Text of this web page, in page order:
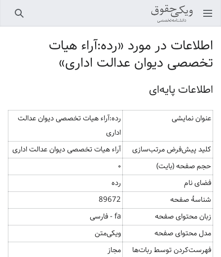
باز کردن منو اصلی جستجو
اطلاعات در مورد «رده:آراء هیات
تخصصی دیوان عدالت اداری»
اطلاعات پایه‌ای
عنوان نمایشی
رده:آراء هیات تخصصی دیوان عدالت
اداری
کلید پیش‌فرض مرتب‌سازی
آراء هیات تخصصی دیوان عدالت اداری
حجم صفحه (بایت)
۰
فضای نام
رده
شناسهٔ صفحه
89672
زبان محتوای صفحه
fa - فارسی
مدل محتوای صفحه
ویکی‌متن
‌فهرست‌کردن توسط ربات‌ها
مجاز